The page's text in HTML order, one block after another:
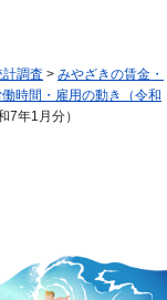
調査 > みやざきの賃金・
時間・雇用の動き（令和
7年1月分）